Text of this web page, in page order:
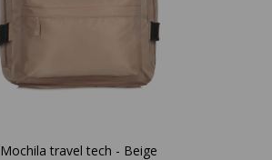
Mochila travel tech - Beige